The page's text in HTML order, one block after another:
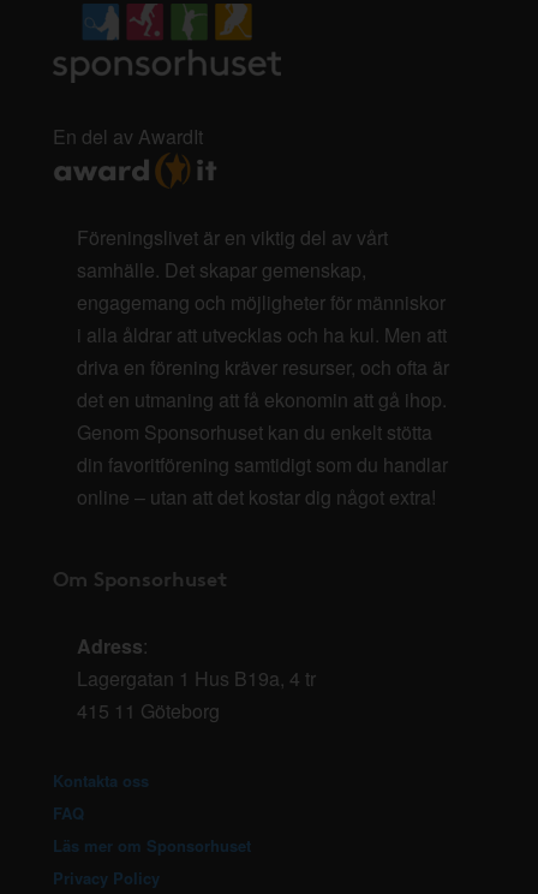
En del av AwardIt
Föreningslivet är en viktig del av vårt
samhälle. Det skapar gemenskap,
engagemang och möjligheter för människor
i alla åldrar att utvecklas och ha kul. Men att
driva en förening kräver resurser, och ofta är
det en utmaning att få ekonomin att gå ihop.
Genom Sponsorhuset kan du enkelt stötta
din favoritförening samtidigt som du handlar
online – utan att det kostar dig något extra!
Om Sponsorhuset
Adress:
Lagergatan 1 Hus B19a, 4 tr
415 11 Göteborg
Kontakta oss
FAQ
Läs mer om Sponsorhuset
Privacy Policy